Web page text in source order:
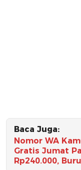
Baca Juga:
Nomor WA
Gratis Jumat
Rp240.000,